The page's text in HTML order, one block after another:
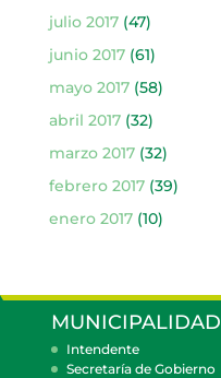
julio 2017(47)
junio 2017(61)
mayo 2017(58)
abril 2017(32)
marzo 2017(32)
febrero 2017(39)
enero 2017(10)
MUNICIPALIDAD
Intendente
Secretaría de Gobierno